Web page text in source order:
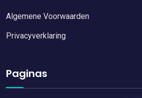
Algemene Voorwaarden
Privacyverklaring
Paginas